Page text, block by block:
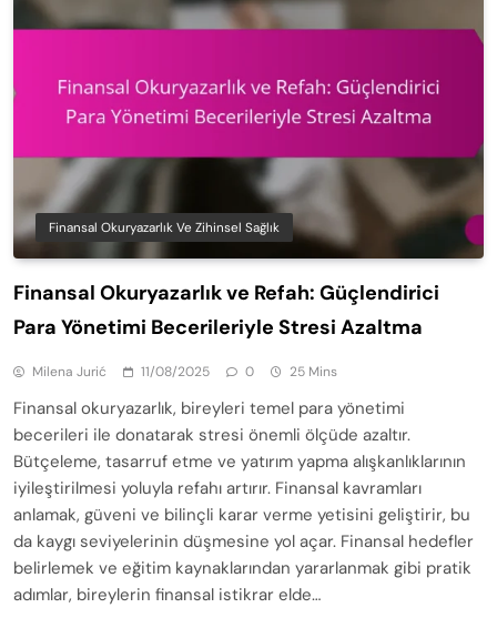
Finansal Okuryazarlık Ve Zihinsel Sağlık
Finansal Okuryazarlık ve Refah: Güçlendirici
Para Yönetimi Becerileriyle Stresi Azaltma
Milena Jurić 11/08/2025 0 25 Mins
Finansal okuryazarlık, bireyleri temel para yönetimi
becerileri ile donatarak stresi önemli ölçüde azaltır.
Bütçeleme, tasarruf etme ve yatırım yapma alışkanlıklarının
iyileştirilmesi yoluyla refahı artırır. Finansal kavramları
anlamak, güveni ve bilinçli karar verme yetisini geliştirir, bu
da kaygı seviyelerinin düşmesine yol açar. Finansal hedefler
belirlemek ve eğitim kaynaklarından yararlanmak gibi pratik
adımlar, bireylerin finansal istikrar elde…